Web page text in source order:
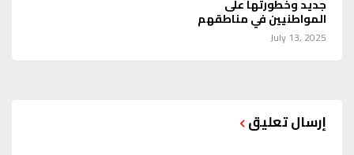
جديد وخطورتها على
المواطنيين في مناطقهم
July 13, 2025
إرسال تعليق